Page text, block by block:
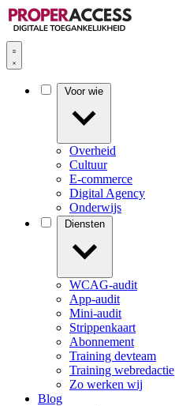
Overheid
Cultuur
E-commerce
Digital Agency
Onderwijs
WCAG-audit
App-audit
Mini-audit
Strippenkaart
Abonnement
Training devteam
Training webredactie
Zo werken wij
Blog